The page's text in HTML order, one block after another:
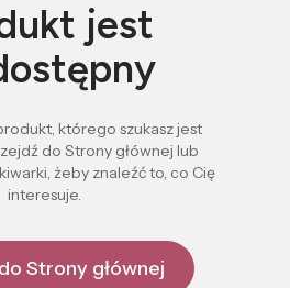
jest
którego szukasz jest
do Strony głównej lub
żeby znaleźć to, co Cię
interesuje.
Strony głównej